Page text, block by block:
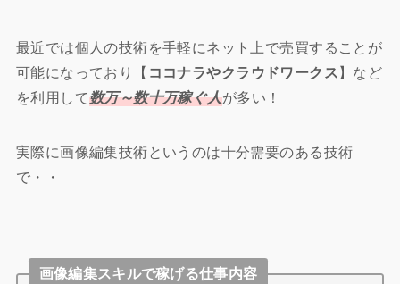
最近では個人の技術を手軽にネット上で売買することが
可能になっており【 ココナラやクラウドワークス】など
を利用して数万～数十万稼ぐ人が多い！
実際に画像編集技術というのは十分需要のある技術
で・・
画像編集スキルで稼げる仕事内容